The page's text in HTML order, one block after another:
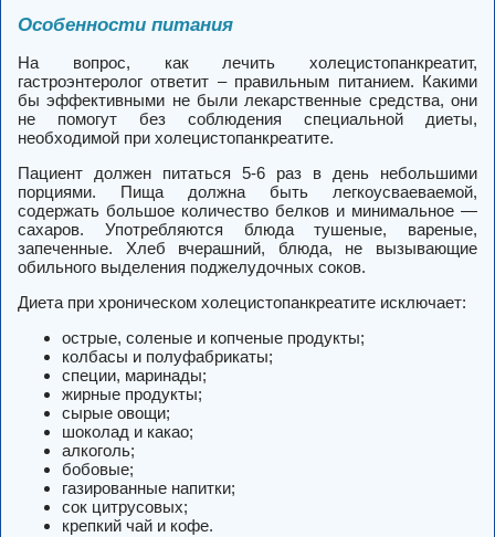
Особенности питания
На вопрос, как лечить холецистопанкреатит,
гастроэнтеролог ответит – правильным питанием. Какими
бы эффективными не были лекарственные средства, они
не помогут без соблюдения специальной диеты,
необходимой при холецистопанкреатите.
Пациент должен питаться 5-6 раз в день небольшими
порциями. Пища должна быть легкоусваеваемой,
содержать большое количество белков и минимальное —
сахаров. Употребляются блюда тушеные, вареные,
запеченные. Хлеб вчерашний, блюда, не вызывающие
обильного выделения поджелудочных соков.
Диета при хроническом холецистопанкреатите исключает:
острые, соленые и копченые продукты;
колбасы и полуфабрикаты;
специи, маринады;
жирные продукты;
сырые овощи;
шоколад и какао;
алкоголь;
бобовые;
газированные напитки;
сок цитрусовых;
крепкий чай и кофе.